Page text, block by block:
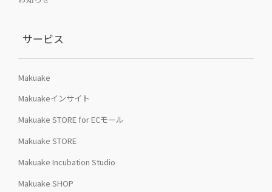
サービス
Makuake
Makuakeインサイト
Makuake STORE for ECモール
Makuake STORE
Makuake Incubation Studio
Makuake SHOP